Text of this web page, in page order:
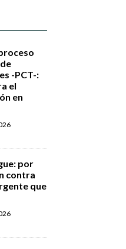
-PCT-:
el
en
por
contra
que